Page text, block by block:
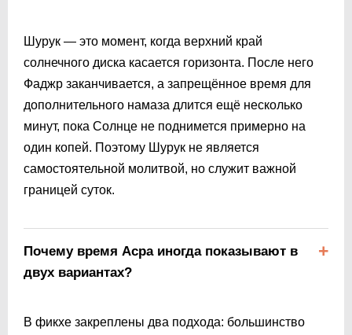
Шурук — это момент, когда верхний край
солнечного диска касается горизонта. После него
Фаджр заканчивается, а запрещённое время для
дополнительного намаза длится ещё несколько
минут, пока Солнце не поднимется примерно на
один копей. Поэтому Шурук не является
самостоятельной молитвой, но служит важной
границей суток.
Почему время Асра иногда показывают в
двух вариантах?
В фикхе закреплены два подхода: большинство